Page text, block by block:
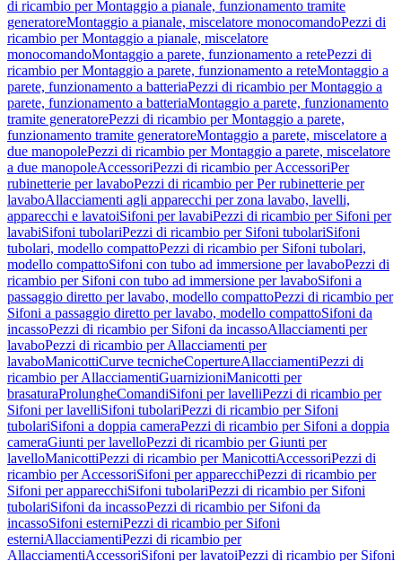
di ricambio per Montaggio a pianale, funzionamento tramite
generatoreMontaggio a pianale, miscelatore monocomandoPezzi di
ricambio per Montaggio a pianale, miscelatore
monocomandoMontaggio a parete, funzionamento a retePezzi di
ricambio per Montaggio a parete, funzionamento a reteMontaggio a
parete, funzionamento a batteriaPezzi di ricambio per Montaggio a
parete, funzionamento a batteriaMontaggio a parete, funzionamento
tramite generatorePezzi di ricambio per Montaggio a parete,
funzionamento tramite generatoreMontaggio a parete, miscelatore a
due manopolePezzi di ricambio per Montaggio a parete, miscelatore
a due manopoleAccessoriPezzi di ricambio per AccessoriPer
rubinetterie per lavaboPezzi di ricambio per Per rubinetterie per
lavaboAllacciamenti agli apparecchi per zona lavabo, lavelli,
apparecchi e lavatoiSifoni per lavabiPezzi di ricambio per Sifoni per
lavabiSifoni tubolariPezzi di ricambio per Sifoni tubolariSifoni
tubolari, modello compattoPezzi di ricambio per Sifoni tubolari,
modello compattoSifoni con tubo ad immersione per lavaboPezzi di
ricambio per Sifoni con tubo ad immersione per lavaboSifoni a
passaggio diretto per lavabo, modello compattoPezzi di ricambio per
Sifoni a passaggio diretto per lavabo, modello compattoSifoni da
incassoPezzi di ricambio per Sifoni da incassoAllacciamenti per
lavaboPezzi di ricambio per Allacciamenti per
lavaboManicottiCurve tecnicheCopertureAllacciamentiPezzi di
ricambio per AllacciamentiGuarnizioniManicotti per
brasaturaProlungheComandiSifoni per lavelliPezzi di ricambio per
Sifoni per lavelliSifoni tubolariPezzi di ricambio per Sifoni
tubolariSifoni a doppia cameraPezzi di ricambio per Sifoni a doppia
cameraGiunti per lavelloPezzi di ricambio per Giunti per
lavelloManicottiPezzi di ricambio per ManicottiAccessoriPezzi di
ricambio per AccessoriSifoni per apparecchiPezzi di ricambio per
Sifoni per apparecchiSifoni tubolariPezzi di ricambio per Sifoni
tubolariSifoni da incassoPezzi di ricambio per Sifoni da
incassoSifoni esterniPezzi di ricambio per Sifoni
esterniAllacciamentiPezzi di ricambio per
AllacciamentiAccessoriSifoni per lavatoiPezzi di ricambio per Sifoni